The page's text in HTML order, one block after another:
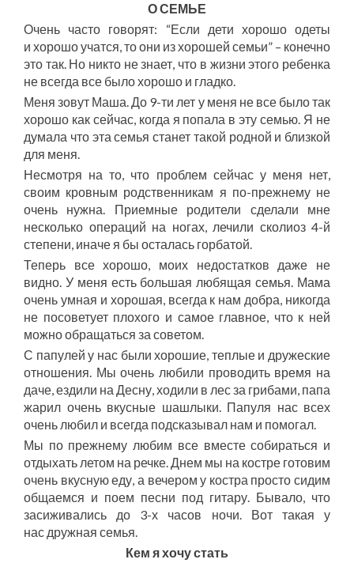
О СЕМЬЕ
Очень часто говорят: “Если дети хорошо одеты
и хорошо учатся, то они из хорошей семьи” – конечно
это так. Но никто не знает, что в жизни этого ребенка
не всегда все было хорошо и гладко.
Меня зовут Маша. До 9-ти лет у меня не все было так
хорошо как сейчас, когда я попала в эту семью. Я не
думала что эта семья станет такой родной и близкой
для меня.
Несмотря на то, что проблем сейчас у меня нет,
своим кровным родственникам я по-прежнему не
очень нужна. Приемные родители сделали мне
несколько операций на ногах, лечили сколиоз 4-й
степени, иначе я бы осталась горбатой.
Теперь все хорошо, моих недостатков даже не
видно. У меня есть большая любящая семья. Мама
очень умная и хорошая, всегда к нам добра, никогда
не посоветует плохого и самое главное, что к ней
можно обращаться за советом.
С папулей у нас были хорошие, теплые и дружеские
отношения. Мы очень любили проводить время на
даче, ездили на Десну, ходили в лес за грибами, папа
жарил очень вкусные шашлыки. Папуля нас всех
очень любил и всегда подсказывал нам и помогал.
Мы по прежнему любим все вместе собираться и
отдыхать летом на речке. Днем мы на костре готовим
очень вкусную еду, а вечером у костра просто сидим
общаемся и поем песни под гитару. Бывало, что
засиживались до 3-х часов ночи. Вот такая у
нас дружная семья.
Кем я хочу стать